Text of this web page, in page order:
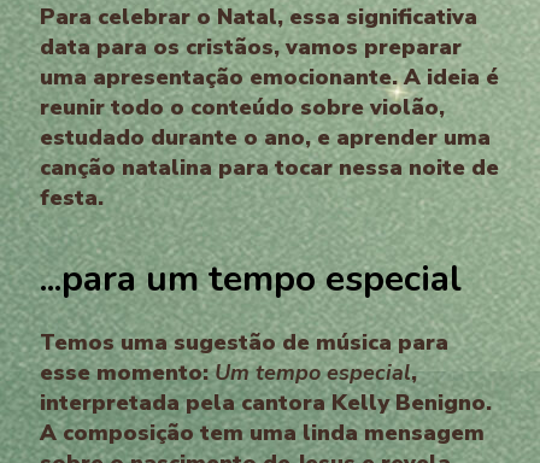
Para celebrar o Natal, essa significativa
data para os cristãos, vamos preparar
uma apresentação emocionante. A ideia é
reunir todo o conteúdo sobre violão,
estudado durante o ano, e aprender uma
canção natalina para tocar nessa noite de
festa.
...para um tempo especial
Temos uma sugestão de música para
esse momento:Um tempo especial,
interpretada pela cantora Kelly Benigno.
A composição tem uma linda mensagem